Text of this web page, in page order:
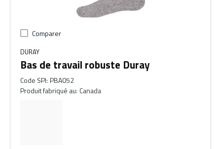
Comparer
DURAY
Bas de travail robuste Duray
Code SPI: PBA052
Produit fabriqué au: Canada